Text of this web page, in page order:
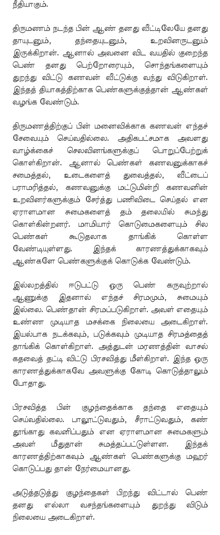
நீதியாகும்.
திருமணம் நடந்த பின் ஆண் தனது வீட்டிலேயே தனது
தாயுடனும், தந்தையுடனும், உறவினருடனும்
இருக்கிறான். ஆனால் அவனை விட வயதில் குறைந்த
பெண் தனது பெற்றோரையும், சொந்தங்களையும்
துறந்து விட்டு கணவன் வீட்டுக்கு வந்து விடுகிறாள்.
இந்தத் தியாகத்திற்காக பெண்களுக்குத்தான் ஆண்கள்
வழங்க வேண்டும்.
திருமணத்திற்குப் பின் மனைவிக்காக கணவன் எந்தச்
சேவையும் செய்வதில்லை. அதிகபட்சமாக அவளது
வாழ்க்கைச் செலவினங்களுக்குப் பொறுப்பேற்றுக்
கொள்கிறான். ஆனால் பெண்கள் கணவனுக்காகச்
சமைத்தல், உடைகளைத் துவைத்தல், வீட்டைப்
பராமரித்தல், கணவனுக்கு மட்டுமின்றி கணவனின்
உறவினர்களுக்கும் சேர்த்து பணிவிடை செய்தல் என
ஏராளமான சுமைகளைத் தம் தலையில் சுமந்து
கொள்கின்றனர். மாமியார் கொடுமைகளையும் சில
பெண்கள் கூடுதலாக தாங்கிக் கொள்ள
வேண்டியுள்ளது. இந்தக் காரணத்துக்காகவும்
ஆண்களே பெண்களுக்குக் கொடுக்க வேண்டும்.
இல்லறத்தில் ஈடுபட்டு ஒரு பெண் கருவுற்றால்
ஆணுக்கு இதனால் எந்தச் சிரமமும், சுமையும்
இல்லை. பெண்தான் சிரமப்படுகிறாள். அவள் எதையும்
உண்ண முடியாத மசக்கை நிலையை அடைகிறாள்.
இயல்பாக நடக்கவும், படுக்கவும் முடியாத சிரமத்தைத்
தாங்கிக் கொள்கிறாள். அத்துடன் மரணத்தின் வாசல்
கதவைத் தட்டி விட்டு பிரசவித்து மீள்கிறாள். இந்த ஒரு
காரணத்துக்காகவே அவளுக்கு கோடி கொடுத்தாலும்
போதாது.
பிரசவித்த பின் குழந்தைக்காக தந்தை எதையும்
செய்வதில்லை. பாலூட்டுவதும், சீராட்டுவதும், கண்
தூங்காது கவனிப்பதும் என ஏராளமான சுமைகளும்
அவள் மீதுதான் சுமத்தப்பட்டுள்ளன. இந்தக்
காரணத்திற்காகவும் ஆண்கள் பெண்களுக்கு மஹர்
கொடுப்பது தான் நேர்மையானது.
அடுத்தடுத்து குழந்தைகள் பிறந்து விட்டால் பெண்
தனது எல்லா வசந்தங்களையும் துறந்து விடும்
நிலையை அடைகிறாள்.